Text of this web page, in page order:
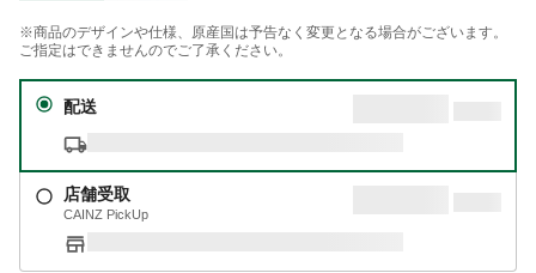
※商品のデザインや仕様、原産国は予告なく変更となる場合がございます。
ご指定はできませんのでご了承ください。
配送
店舗受取
CAINZ PickUp